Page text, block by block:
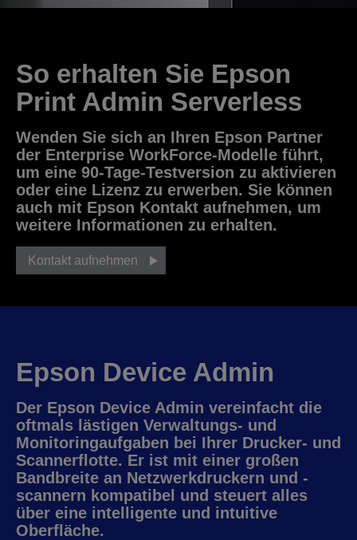
So erhalten Sie Epson
Print Admin Serverless
Wenden Sie sich an Ihren Epson Partner
der Enterprise WorkForce-Modelle führt,
um eine 90-Tage-Testversion zu aktivieren
oder eine Lizenz zu erwerben. Sie können
auch mit Epson Kontakt aufnehmen, um
weitere Informationen zu erhalten.
Kontakt aufnehmen
Epson Device Admin
Der Epson Device Admin vereinfacht die
oftmals lästigen Verwaltungs- und
Monitoringaufgaben bei Ihrer Drucker- und
Scannerflotte. Er ist mit einer großen
Bandbreite an Netzwerkdruckern und -
scannern kompatibel und steuert alles
über eine intelligente und intuitive
Oberfläche.